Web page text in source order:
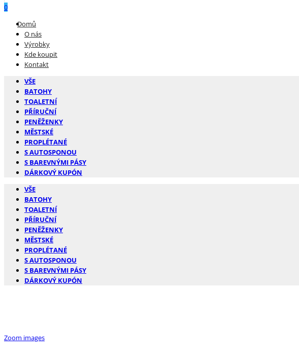
0
Domů
O nás
Výrobky
Kde koupit
Kontakt
VŠE
BATOHY
TOALETNÍ
PŘÍRUČNÍ
PENĚŽENKY
MĚSTSKÉ
PROPLÉTANÉ
S AUTOSPONOU
S BAREVNÝMI PÁSY
DÁRKOVÝ KUPÓN
VŠE
BATOHY
TOALETNÍ
PŘÍRUČNÍ
PENĚŽENKY
MĚSTSKÉ
PROPLÉTANÉ
S AUTOSPONOU
S BAREVNÝMI PÁSY
DÁRKOVÝ KUPÓN
Zoom images